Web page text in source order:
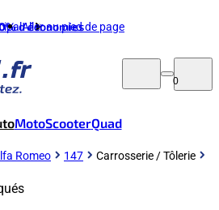
Aller au pied de page
d'économies
0
MotoScooterQuad
Romeo 147 Carrosserie / Tôlerie